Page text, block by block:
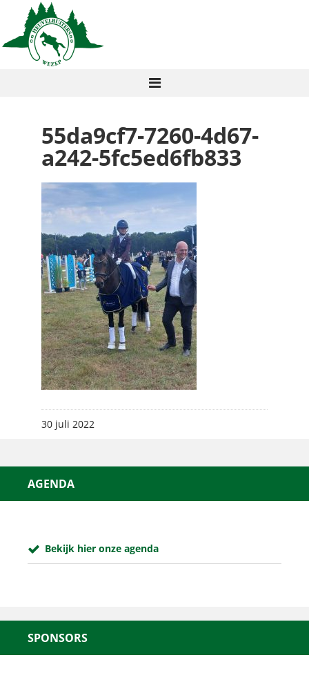
55da9cf7-7260-4d67-
a242-5fc5ed6fb833
30 juli 2022
AGENDA
Bekijk hier onze agenda
SPONSORS